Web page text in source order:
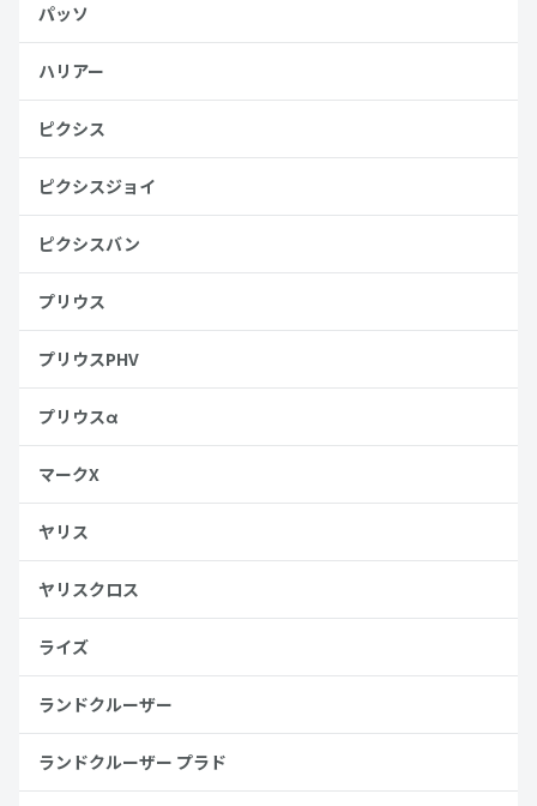
パッソ
ハリアー
ピクシス
ピクシスジョイ
ピクシスバン
プリウス
プリウスPHV
プリウスα
マークX
ヤリス
ヤリスクロス
ライズ
ランドクルーザー
ランドクルーザー プラド